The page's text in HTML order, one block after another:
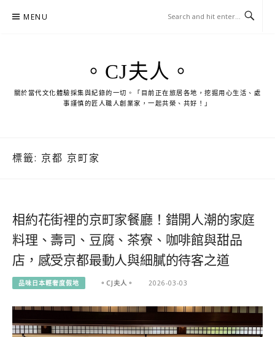
MENU
。CJ夫人。
關於當代文化體驗採集與紀錄的一切。「目前正在旅居各地，挖掘用心生活、處
事謹慎的匠人職人創業家，一起共榮、共好！」
標籤: 京都 京町家
相約花街裡的京町家餐廳！錯開人潮的家庭
料理、壽司、豆腐、茶寮、咖啡館與甜品
店，感受京都最動人與細膩的待客之道
品味日本輕奢度假地 。CJ夫人。 2026-03-03